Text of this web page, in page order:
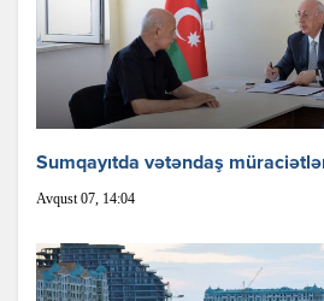
Sumqayıtda vətəndaş
Avqust 07, 14:04